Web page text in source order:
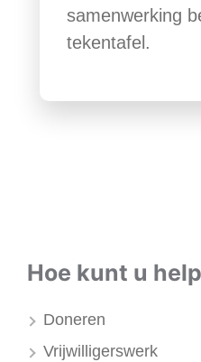
samenwerking
tekentafel.
Hoe kunt u
Doneren
Vrijwilligerswerk